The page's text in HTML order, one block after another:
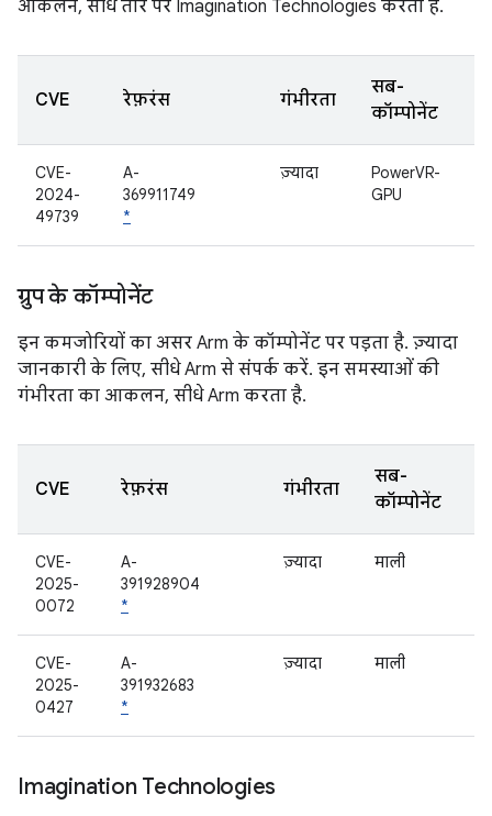
आकलन, सीधे तौर पर Imagination Technologies करता है.
CVE रेफ़रंस गंभीरता
सब-
कॉम्पोनेंट
CVE-
2024-
49739
A-
369911749
*
ज़्यादा
PowerVR-
GPU
ग्रुप के कॉम्पोनेंट
इन कमजोरियों का असर Arm के कॉम्पोनेंट पर पड़ता है. ज़्यादा
जानकारी के लिए, सीधे Arm से संपर्क करें. इन समस्याओं की
गंभीरता का आकलन, सीधे Arm करता है.
CVE रेफ़रंस गंभीरता
सब-
कॉम्पोनेंट
CVE-
2025-
0072
A-
391928904
*
ज़्यादा माली
CVE-
2025-
0427
A-
391932683
*
ज़्यादा माली
Imagination Technologies